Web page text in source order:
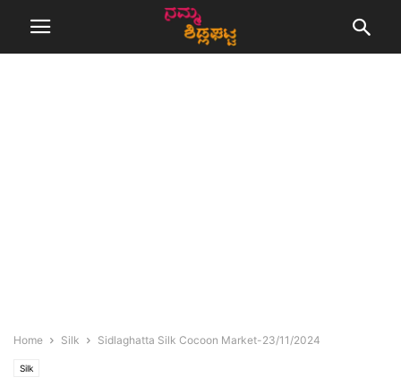
Home Silk Sidlaghatta Silk Cocoon Market-23/11/2024
Silk